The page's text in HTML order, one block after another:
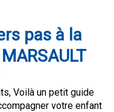
pas à la
Voilà un petit guide
votre enfant